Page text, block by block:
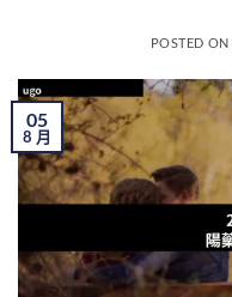
POSTED ON
05
8 月